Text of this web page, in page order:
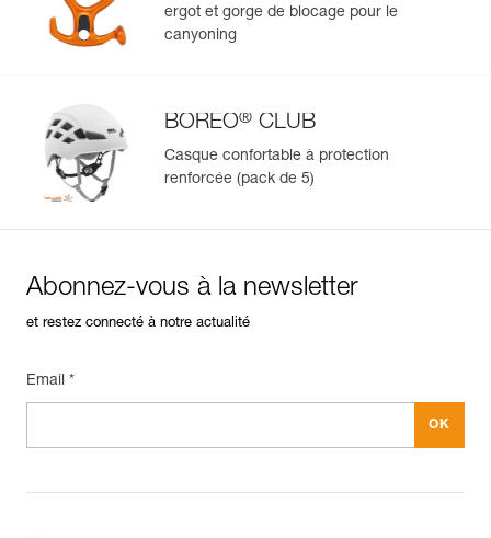
fabrication.
ergot et gorge de blocage pour le
canyoning
BOREO® CLUB
Casque confortable à protection
renforcée (pack de 5)
Abonnez-vous à la newsletter
et restez connecté à notre actualité
Email *